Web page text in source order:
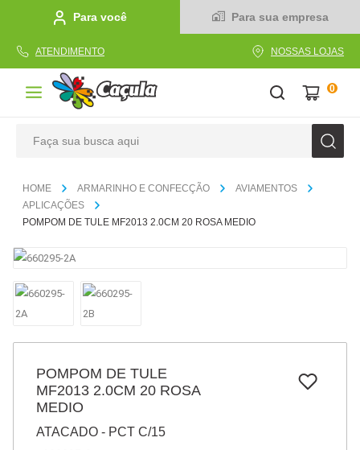
Para você Para sua empresa
ATENDIMENTO NOSSAS LOJAS
0
ARMARINHO E CONFECÇÃO
AVIAMENTOS
APLICAÇÕES
POMPOM DE TULE MF2013 2.0CM 20 ROSA MEDIO
POMPOM DE TULE
MF2013 2.0CM 20 ROSA
MEDIO
ATACADO - PCT C/15
1º caderno
3º caneta
4 º tecido
5
6º papel
pincel
cola
barbante